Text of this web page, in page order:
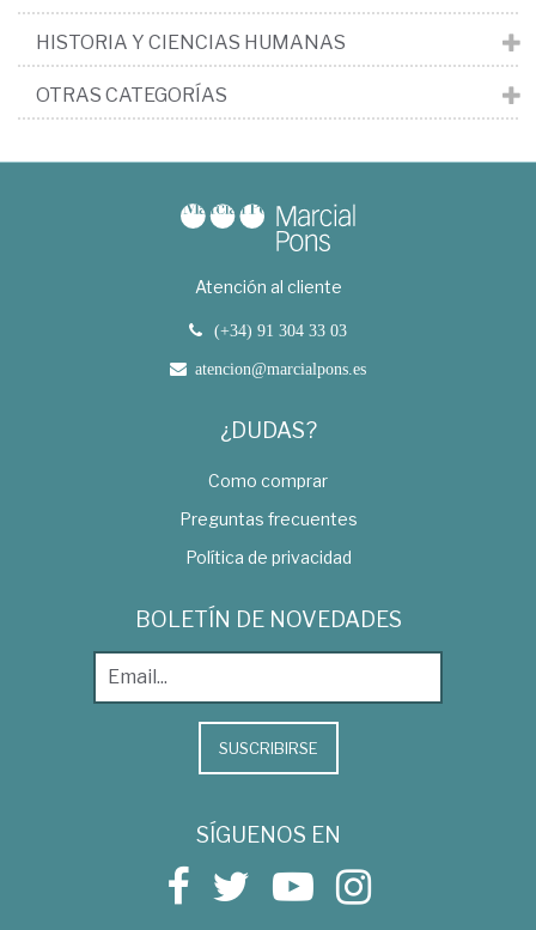
HISTORIA Y CIENCIAS HUMANAS
OTRAS CATEGORÍAS
Atención al cliente
(+34) 91 304 33 03
atencion@marcialpons.es
¿DUDAS?
Como comprar
Preguntas frecuentes
Política de privacidad
BOLETÍN DE NOVEDADES
SUSCRIBIRSE
SÍGUENOS EN